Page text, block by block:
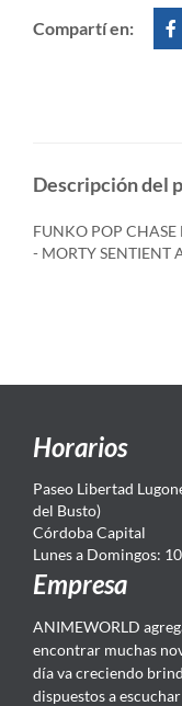
Compartí en:
Descripción del
FUNKO POP
- MORTY SENTIENT
Horarios
Paseo Libertad
del Busto)
Córdoba Capital
Lunes a Domingos:
Empresa
ANIMEWORLD
encontrar muchas
día va creciendo
dispuestos a